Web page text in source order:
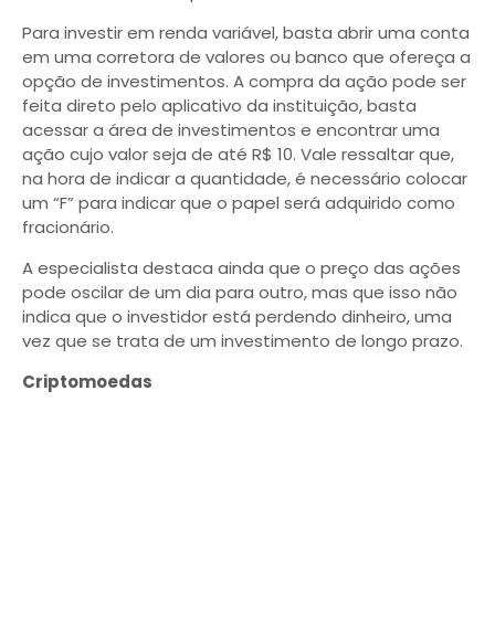
Para investir em renda variável, basta abrir uma conta
em uma corretora de valores ou banco que ofereça a
opção de investimentos. A compra da ação pode ser
feita direto pelo aplicativo da instituição, basta
acessar a área de investimentos e encontrar uma
ação cujo valor seja de até R$ 10. Vale ressaltar que,
na hora de indicar a quantidade, é necessário colocar
um “F” para indicar que o papel será adquirido como
fracionário.
A especialista destaca ainda que o preço das ações
pode oscilar de um dia para outro, mas que isso não
indica que o investidor está perdendo dinheiro, uma
vez que se trata de um investimento de longo prazo.
Criptomoedas